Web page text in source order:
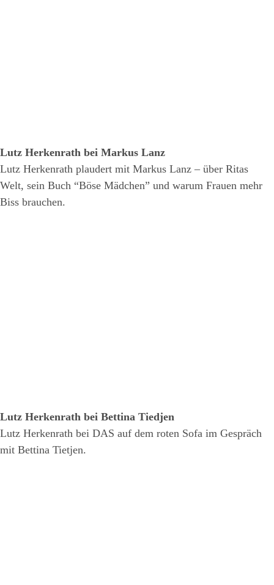
Lutz Herkenrath bei Markus Lanz
Lutz Herkenrath plaudert mit Markus Lanz – über Ritas
Welt, sein Buch “Böse Mädchen” und warum Frauen mehr
Biss brauchen.
Lutz Herkenrath bei Bettina Tiedjen
Lutz Herkenrath bei DAS auf dem roten Sofa im Gespräch
mit Bettina Tietjen.